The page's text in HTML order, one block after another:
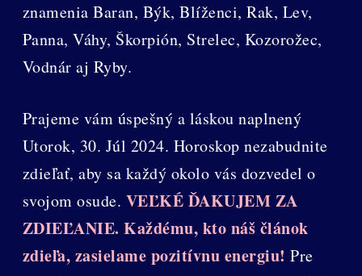
znamenia Baran, Býk, Blíženci, Rak, Lev,
Panna, Váhy, Škorpión, Strelec, Kozorožec,
Vodnár aj Ryby.
Prajeme vám úspešný a láskou naplnený
Utorok, 30. Júl 2024. Horoskop nezabudnite
zdieľať, aby sa každý okolo vás dozvedel o
svojom osude. VEĽKÉ ĎAKUJEM ZA
ZDIEĽANIE. Každému, kto náš článok
zdieľa, zasielame pozitívnu energiu! Pre